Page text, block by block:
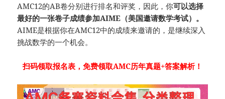
AMC12的AB卷分别进行排名和评奖，因此，你可以选择
最好的一张卷子成绩参加AIME（美国邀请数学考试）。
AIME是根据你在AMC12中的成绩来邀请的，是继续深入
挑战数学的一个机会。
扫码领取报名表，免费领取AMC历年真题+答案解析！